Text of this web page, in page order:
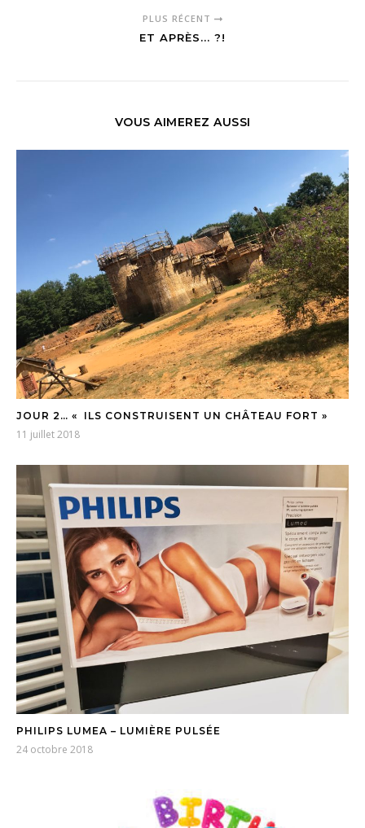
PLUS RÉCENT
ET APRÈS... ?!
VOUS AIMEREZ AUSSI
JOUR 2… « ILS CONSTRUISENT UN CHÂTEAU FORT »
11 juillet 2018
PHILIPS LUMEA – LUMIÈRE PULSÉE
24 octobre 2018